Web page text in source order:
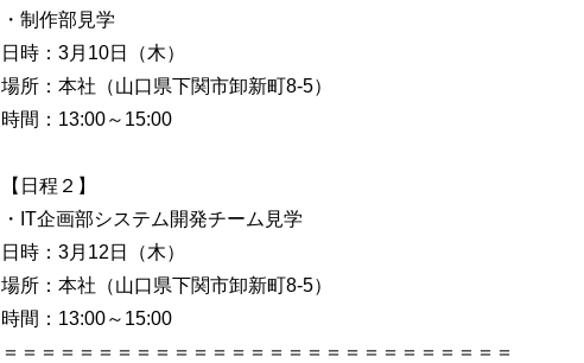
・制作部見学
日時：3月10日（木）
場所：本社（山口県下関市卸新町8-5）
時間：13:00～15:00
【日程２】
・IT企画部システム開発チーム見学
日時：3月12日（木）
場所：本社（山口県下関市卸新町8-5）
時間：13:00～15:00
＝＝＝＝＝＝＝＝＝＝＝＝＝＝＝＝＝＝＝＝＝＝＝＝＝＝＝